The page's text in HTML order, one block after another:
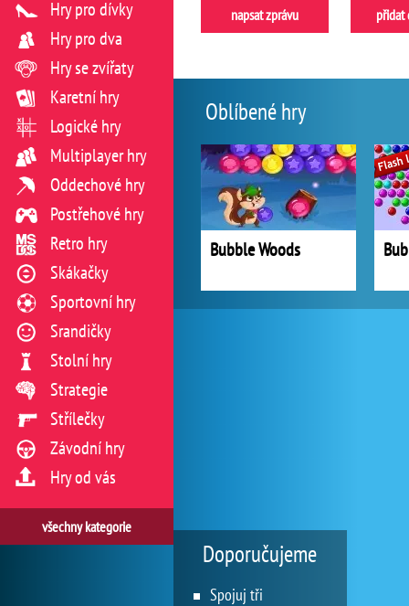
napsat zprávu přidat
Oblíbené hry
Bubble Woods
Hry pro dívky
Hry pro dva
Hry se zvířaty
Karetní hry
Logické hry
Multiplayer hry
Oddechové hry
Postřehové hry
Retro hry
Skákačky
Sportovní hry
Srandičky
Stolní hry
Strategie
Střílečky
Závodní hry
Hry od vás
všechny kategorie
Doporučujeme
Spojuj tři